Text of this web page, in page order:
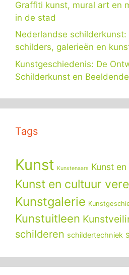
Graffiti kunst, mural art en
in de stad
Nederlandse
schilders, galerieën en
Kunstgeschiedenis: De
Schilderkunst en
Tags
Kunst Kunstenaars Kunst
Kunst en cultuur
Kunstgalerie
Kunstuitleen
schilderen schildertechniek